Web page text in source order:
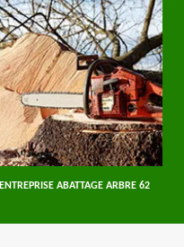
ENTREPRISE ABATTAGE ARBRE 62